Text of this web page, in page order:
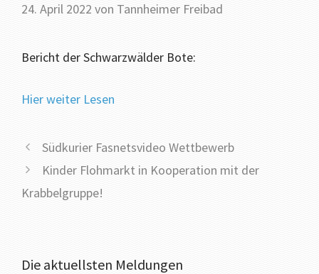
24. April 2022 von Tannheimer Freibad
Bericht der Schwarzwälder Bote:
Hier weiter Lesen
Südkurier Fasnetsvideo Wettbewerb
Kinder Flohmarkt in Kooperation mit der
Krabbelgruppe!
Die aktuellsten Meldungen